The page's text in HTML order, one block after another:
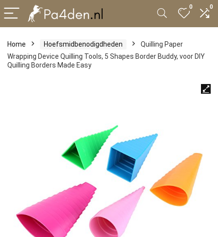
0 0
Home Hoefsmidbenodigdheden
Quilling Paper
Wrapping Device Quilling Tools, 5 Shapes Border Buddy, voor DIY
Quilling Borders Made Easy